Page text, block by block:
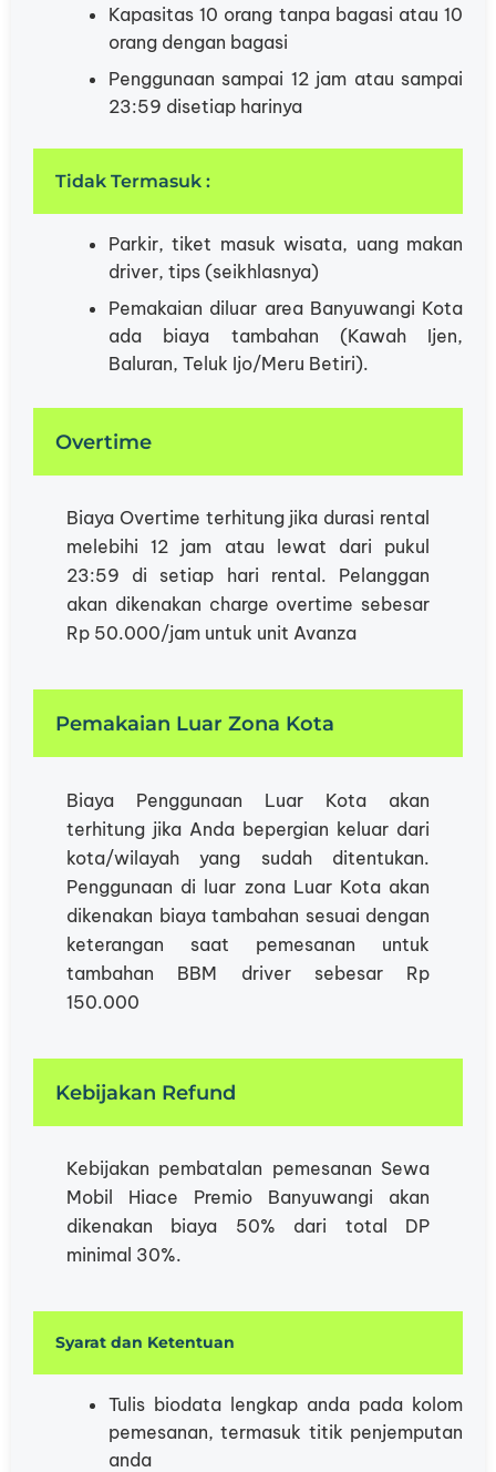
Kapasitas 10 orang tanpa bagasi atau 10
orang dengan bagasi
Penggunaan sampai 12 jam atau sampai
23:59 disetiap harinya
Tidak Termasuk :
Parkir, tiket masuk wisata, uang makan
driver, tips (seikhlasnya)
Pemakaian diluar area Banyuwangi Kota
ada biaya tambahan (Kawah Ijen,
Baluran, Teluk Ijo/Meru Betiri).
Overtime
Biaya Overtime terhitung jika durasi rental
melebihi 12 jam atau lewat dari pukul
23:59 di setiap hari rental. Pelanggan
akan dikenakan charge overtime sebesar
Rp 50.000/jam untuk unit Avanza
Pemakaian Luar Zona Kota
Biaya Penggunaan Luar Kota akan
terhitung jika Anda bepergian keluar dari
kota/wilayah yang sudah ditentukan.
Penggunaan di luar zona Luar Kota akan
dikenakan biaya tambahan sesuai dengan
keterangan saat pemesanan untuk
tambahan BBM driver sebesar Rp
150.000
Kebijakan Refund
Kebijakan pembatalan pemesanan Sewa
Mobil Hiace Premio Banyuwangi akan
dikenakan biaya 50% dari total DP
minimal 30%.
Syarat dan Ketentuan
Tulis biodata lengkap anda pada kolom
pemesanan, termasuk titik penjemputan
anda